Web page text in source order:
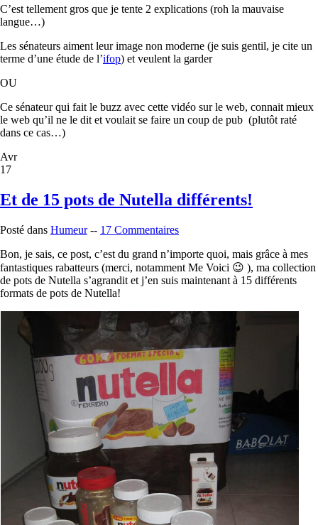
C’est tellement gros que je tente 2 explications (roh la mauvaise
langue…)
Les sénateurs aiment leur image non moderne (je suis gentil, je cite un
terme d’une étude de l’ifop) et veulent la garder
OU
Ce sénateur qui fait le buzz avec cette vidéo sur le web, connait mieux
le web qu’il ne le dit et voulait se faire un coup de pub (plutôt raté
dans ce cas…)
Avr
17
Et de 15 pots de Nutella différents!
Posté dans Humeur-- 17 Commentaires
Bon, je sais, ce post, c’est du grand n’importe quoi, mais grâce à mes
fantastiques rabatteurs (merci, notamment Me Voici 😉 ), ma collection
de pots de Nutella s’agrandit et j’en suis maintenant à 15 différents
formats de pots de Nutella!